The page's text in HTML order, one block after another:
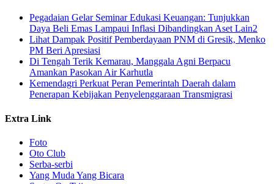
Pegadaian Gelar Seminar Edukasi Keuangan: Tunjukkan
Daya Beli Emas Lampaui Inflasi Dibandingkan Aset Lain2
Lihat Dampak Positif Pemberdayaan PNM di Gresik, Menko
PM Beri Apresiasi
​Di Tengah Terik Kemarau, Manggala Agni Berpacu
Amankan Pasokan Air Karhutla
Kemendagri Perkuat Peran Pemerintah Daerah dalam
Penerapan Kebijakan Penyelenggaraan Transmigrasi
Extra Link
Foto
Oto Club
Serba-serbi
Yang Muda Yang Bicara